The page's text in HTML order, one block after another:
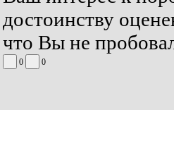
достоинству
что Вы не
0 0